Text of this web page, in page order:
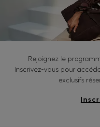
Rejoignez le
Inscrivez-vous pour
exclusifs